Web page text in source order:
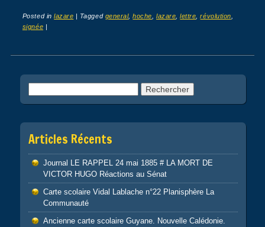
Posted inlazare | Tagged general,hoche ,lazare ,lettre ,révolution
signée |
Post navigation
Articles Récents
Journal LE RAPPEL 24 mai 1885 # LA MORT DE
VICTOR HUGO Réactions au Sénat
Carte scolaire Vidal Lablache n°22 Planisphère La
Communauté
Ancienne carte scolaire Guyane. Nouvelle Calédonie.